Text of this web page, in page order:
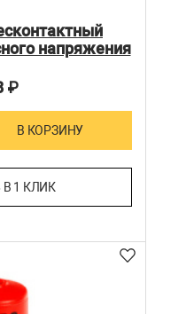
напряжения
₽
В КОРЗИНУ
1 КЛИК